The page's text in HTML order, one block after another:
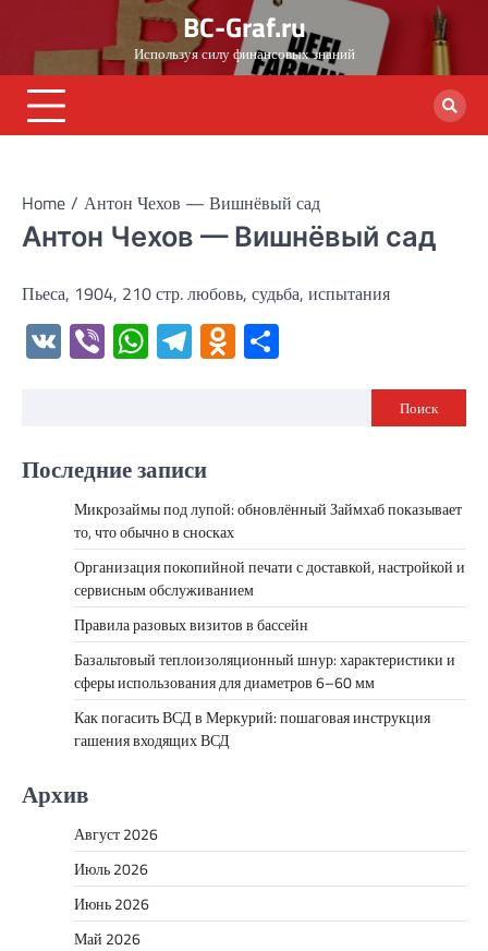
content
BC-Graf.ru
Используя силу финансовых знаний
Home Антон Чехов — Вишнёвый сад
Антон Чехов — Вишнёвый сад
Пьеса, 1904, 210 стр. любовь, судьба, испытания
VK ViberWhatsApp
Telegram
Odnoklassniki
Поиск
Последние записи
Микрозаймы под лупой: обновлённый Займхаб показывает
то, что обычно в сносках
Организация покопийной печати с доставкой, настройкой и
сервисным обслуживанием
Правила разовых визитов в бассейн
Базальтовый теплоизоляционный шнур: характеристики и
сферы использования для диаметров 6–60 мм
Как погасить ВСД в Меркурий: пошаговая инструкция
гашения входящих ВСД
Архив
Август 2026
Июль 2026
Июнь 2026
Май 2026